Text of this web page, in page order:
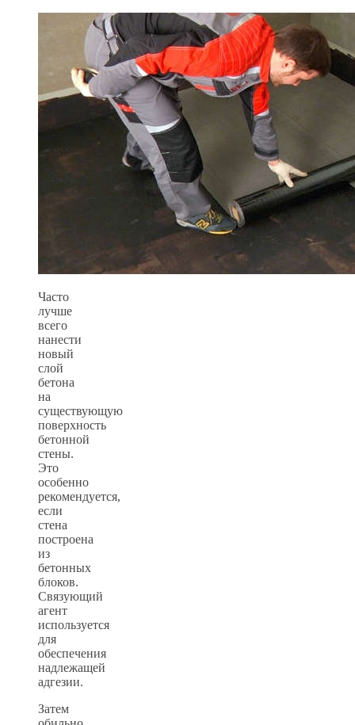
Часто
лучше
всего
нанести
новый
слой
бетона
на
существующую
поверхность
бетонной
стены.
Это
особенно
рекомендуется,
если
стена
построена
из
бетонных
блоков.
Связующий
агент
используется
для
обеспечения
надлежащей
адгезии.
Затем